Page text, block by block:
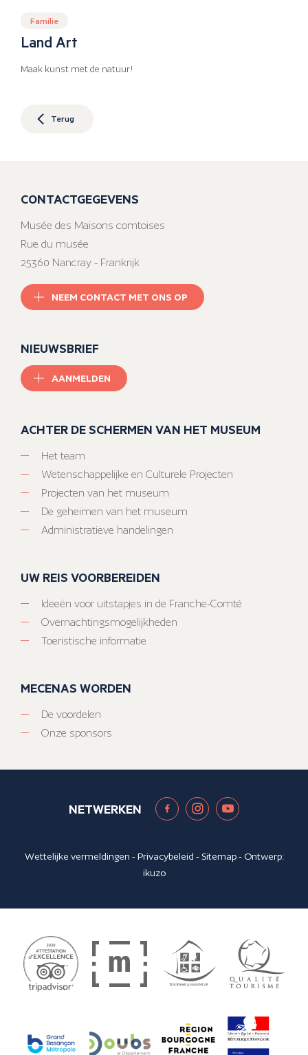
Familie
Land Art
Maak kunst met de natuur!
Terug
CONTACTGEGEVENS
Musée des Maisons comtoises
Rue du musée
25360 Nancray - Frankrijk
NEEM CONTACT MET ONS OP
NIEUWSBRIEF
AANMELDEN
ACHTER DE SCHERMEN VAN HET MUSEUM
Het team
Wetenschappelijke en Culturele Projecten
Projecten van het museum
De geheimen van het museum
Administratieve handelingen
UW REIS VOORBEREIDEN
Ideeën voor uitstapjes in de Franche-Comté
Overnachtingsmogelijkheden
Toeristische informatie
MECENAS WORDEN
De voordelen
Onze sponsors
NETWERKEN
Wettelijke vermeldingen -Privacybeleid - Sitemap- Ontwerp:
ikuzo